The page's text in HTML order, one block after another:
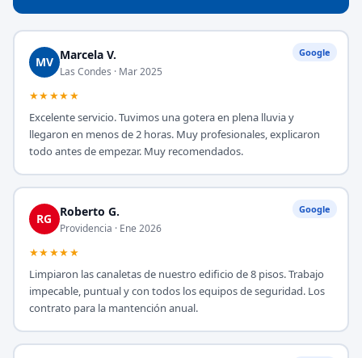
Google
MV Marcela V.
Las Condes · Mar 2025
★★★★★
Excelente servicio. Tuvimos una gotera en plena lluvia y
llegaron en menos de 2 horas. Muy profesionales, explicaron
todo antes de empezar. Muy recomendados.
Google
RG Roberto G.
Providencia · Ene 2026
★★★★★
Limpiaron las canaletas de nuestro edificio de 8 pisos. Trabajo
impecable, puntual y con todos los equipos de seguridad. Los
contrato para la mantención anual.